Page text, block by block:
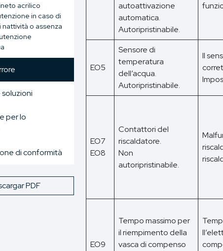
acrilico
in caso di
o assenza
per lo
di conformità
PDF
autoattivazione
automatica.
Autoripristinabile.
EO5
Sensore di
temperatura
dell’acqua.
Autoripristinabile.
Il
EO7
EO8
Contattori del
riscaldatore.
Non
autoripristinabile.
EO9
Tempo massimo per
il riempimento della
vasca di compenso